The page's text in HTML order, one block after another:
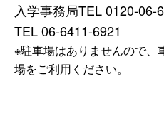
入学事務局TEL 0120-06-
TEL 06-6411-6921
※駐車場はありませんので、
場をご利用ください。